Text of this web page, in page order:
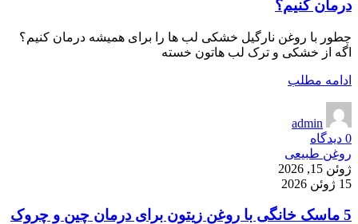
درمان کنیم؟
چطور با روغن نارگیل خشکی لب ها را برای همیشه درمان کنیم؟
اگه از خشکی و ترک لب هاتون خسته
ادامه مطلب
admin
0 دیدگاه
روغن طبیعی
ژوئن 15, 2026
15 ژوئن 2026
5 ماسک خانگی با روغن زیتون برای درمان چین و چروک